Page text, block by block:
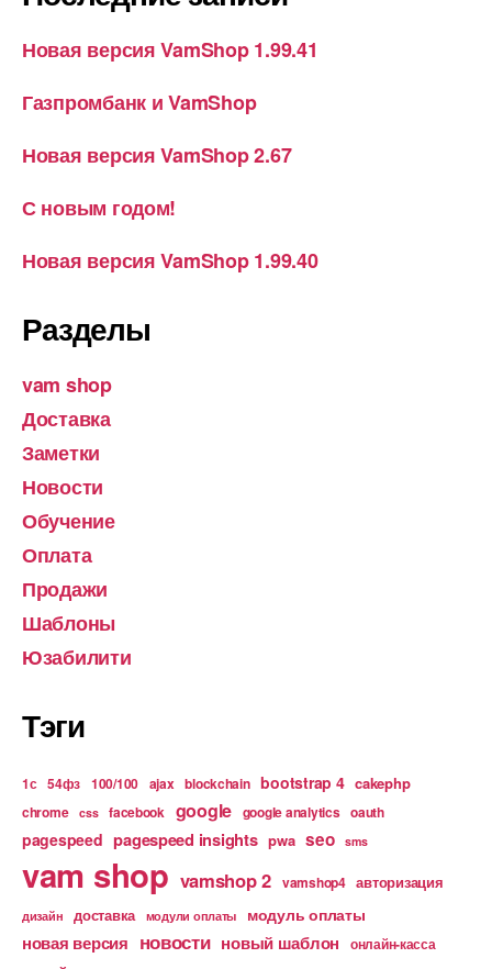
Новая версия VamShop 1.99.41
Газпромбанк и VamShop
Новая версия VamShop 2.67
С новым годом!
Новая версия VamShop 1.99.40
Разделы
vam shop
Доставка
Заметки
Новости
Обучение
Оплата
Продажи
Шаблоны
Юзабилити
Тэги
1с 54фз 100/100 ajax blockchain bootstrap 4 cakephp
chrome css facebook google google analytics oauth
pagespeed pagespeed insights pwa seo sms
vam shop vamshop 2 vamshop4 авторизация
дизайн доставка модули оплаты модуль оплаты
новая версия новости новый шаблон онлайн-касса